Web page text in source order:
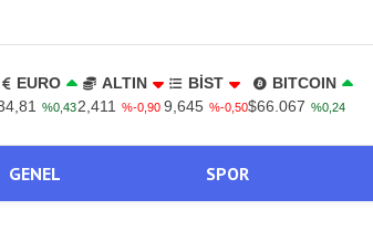
EURO
%0,43
ALTIN
2,411
%-0,90
BİST
9,645 %-0,50
BITCOIN
$66.067 %0,24
GENEL SPOR